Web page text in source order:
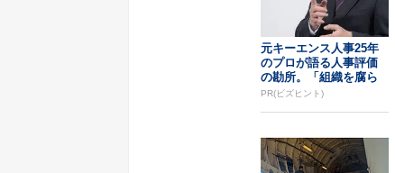
元キーエンス人事25年
のプロが語る人事評価
の勘所。「組織を腐ら
せるNG評価」とは...
PR(ビズヒント)